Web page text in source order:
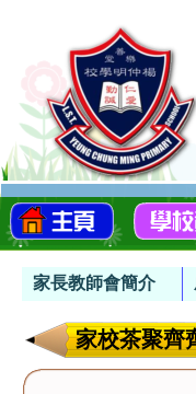
家長教師會簡介
家校茶聚齊